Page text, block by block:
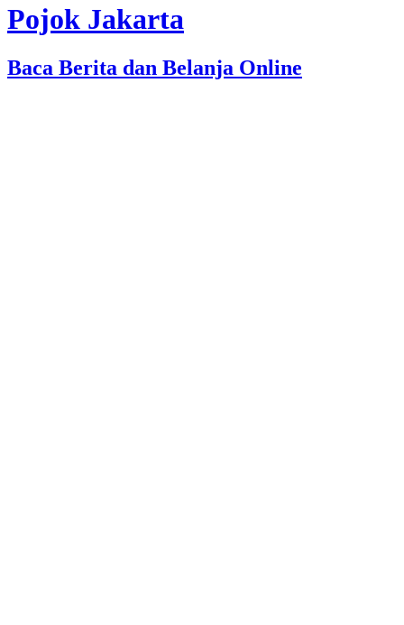
Pojok Jakarta
Baca Berita dan Belanja Online